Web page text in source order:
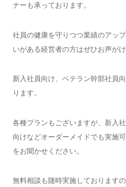
ナーも承っております。
社員の健康を守りつつ業績のアッ
いがある経営者の方はぜひお声がけ
新入社員向け、ベテラン幹部社員
ります。
各種プランもございますが、新入
向けなどオーダーメイドでも実施
をお聞かせください。
無料相談も随時実施しております